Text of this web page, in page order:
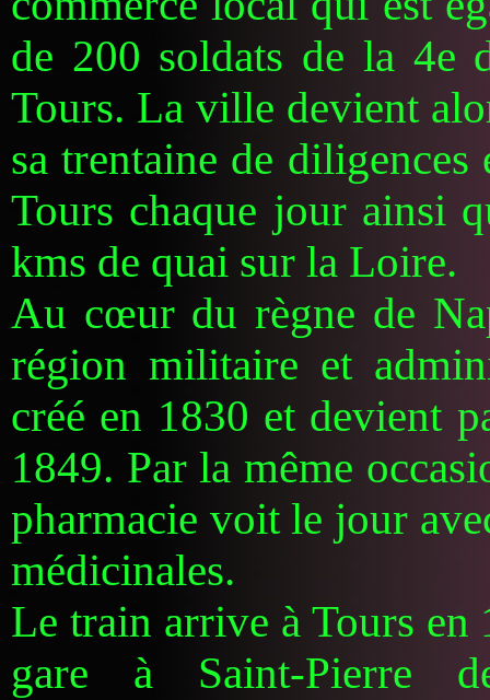
de 200 soldats de la 4e
Tours. La ville devient
sa trentaine de
Tours chaque jour ainsi
kms de quai sur la Loire.
Au cœur du règne de
région militaire et
créé en 1830 et devient
1849. Par la même
pharmacie voit le jour
médicinales.
Le train arrive à Tours en
gare à Saint-Pierre